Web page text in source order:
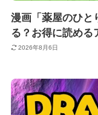
漫画「薬屋のひと
る？お得に読める
2026年8月6日